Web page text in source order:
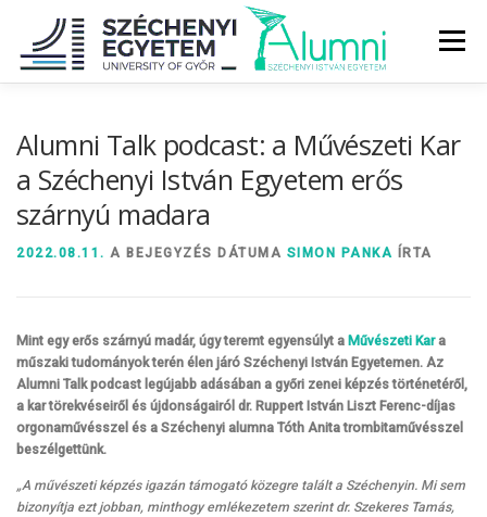
tartalomhoz
Menü
DIPLOMAÁTADÓ
Alumni Talk podcast: a Művészeti Kar
a Széchenyi István Egyetem erős
szárnyú madara
2022.08.11. A BEJEGYZÉS DÁTUMA SIMON PANKA ÍRTA
Mint egy erős szárnyú madár, úgy teremt egyensúlyt a Művészeti Kara
műszaki tudományok terén élen járó Széchenyi István Egyetemen. Az
Alumni Talk podcast legújabb adásában a győri zenei képzés történetéről,
a kar törekvéseiről és újdonságairól dr. Ruppert István Liszt Ferenc-díjas
orgonaművésszel és a Széchenyi alumna Tóth Anita trombitaművésszel
beszélgettünk.
„A művészeti képzés igazán támogató közegre talált a Széchenyin. Mi sem
bizonyítja ezt jobban, minthogy emlékezetem szerint dr. Szekeres Tamás,